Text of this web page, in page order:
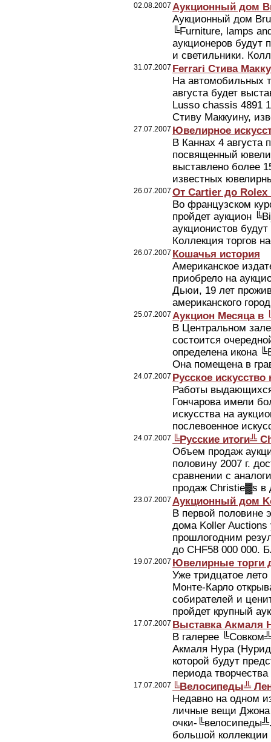
02.08.2007 Аукционный дом
Аукционный дом
╚Furniture, lamps
аукционеров будут
и светильники.
31.07.2007 Ferrari Стива
На автомобильных
августа будет
Lusso chassis 4891
Стиву Маккуину,
27.07.2007 Ювелирное
В Каннах 4 августа
посвященный
выставлено более
известных
26.07.2007 От Cartier до Rolex
Во французском
пройдет аукцион
аукционистов
Коллекция торгов
26.07.2007 Кошачья история
Американское
приобрело на
Дьюи, 19 лет
американского
25.07.2007 Аукцион Месяца в
В Центральном
состоится
определена икона
Она помещена в
24.07.2007 Русское
Работы
Гончарова имели
искусства на
послевоенное
24.07.2007 ╚Русские итоги╩
Объем продаж
половину 2007 г.
сравнении с
продаж Christie▓s в
23.07.2007 Аукционный дом
В первой половине
дома Koller Auctions
прошлогодним
до СHF58 000 000.
19.07.2007 Ювелирные торги
Уже тридцатое
Монте-Карло
собирателей и
пройдет крупный
17.07.2007 Выставка Акмаля
В галерее
Акмаля Нура
которой будут
периода
17.07.2007 ╚Велосипеды╩
Недавно на одном
личные вещи Джона
очки-
большой